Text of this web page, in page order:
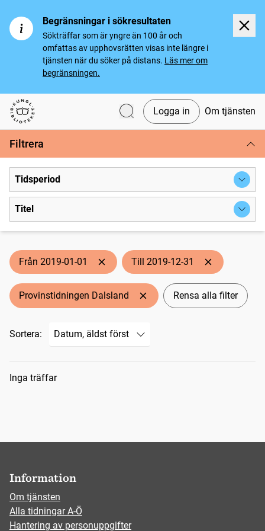
Begränsningar i sökresultaten
Sökträffar som är yngre än 100 år och
omfattas av upphovsrätten visas inte längre i
tjänsten när du söker på distans. Läs mer om
begränsningen.
Svenska tidningar
Logga in Om tjänsten
Filtrera
Tidsperiod
Titel
Från 2019-01-01 Till 2019-12-31
Provinstidningen Dalsland Rensa alla filter
Sortera:
Sökresultat
Inga träffar
Information
Om tjänsten
Alla tidningar A-Ö
Hantering av personuppgifter